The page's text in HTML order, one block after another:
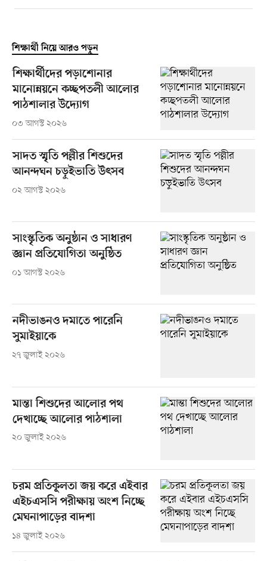
শিক্ষার্থী নিয়ে আরও পড়ুন
শিক্ষার্থীদের পড়াশোনার
মানোন্নয়নে কচ্ছপতলী আলোর
পাঠশালার উদ্যোগ
০৩ আগস্ট ২০২৬
সাদত স্মৃতি পল্লীর শিশুদের
আনন্দঘন চড়ুইভাতি উৎসব
০২ আগস্ট ২০২৬
সাংস্কৃতিক অনুষ্ঠান ও সাধারণ
জ্ঞান প্রতিযোগিতা অনুষ্ঠিত
০১ আগস্ট ২০২৬
নদীভাঙনও দমাতে পারেনি
সুমাইয়াকে
২৭ জুলাই ২০২৬
মান্তা শিশুদের আলোর পথ
দেখাচ্ছে আলোর পাঠশালা
২০ জুলাই ২০২৬
চরম প্রতিকূলতা জয় করে এইবার
এইচএসসি পরীক্ষায় অংশ নিচ্ছে
মেঘনাপাড়ের বাদশা
১৪ জুলাই ২০২৬